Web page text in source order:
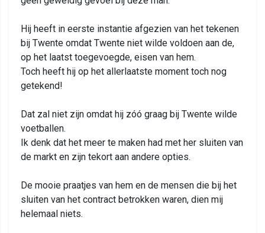
Hij heeft in eerste instantie afgezien van het tekenen
bij Twente omdat Twente niet wilde voldoen aan de,
op het laatst toegevoegde, eisen van hem.
Toch heeft hij op het allerlaatste moment toch nog
getekend!
Dat zal niet zijn omdat hij zóó graag bij Twente wilde
voetballen.
Ik denk dat het meer te maken had met her sluiten van
de markt en zijn tekort aan andere opties.
De mooie praatjes van hem en de mensen die bij het
sluiten van het contract betrokken waren, dien mij
helemaal niets.